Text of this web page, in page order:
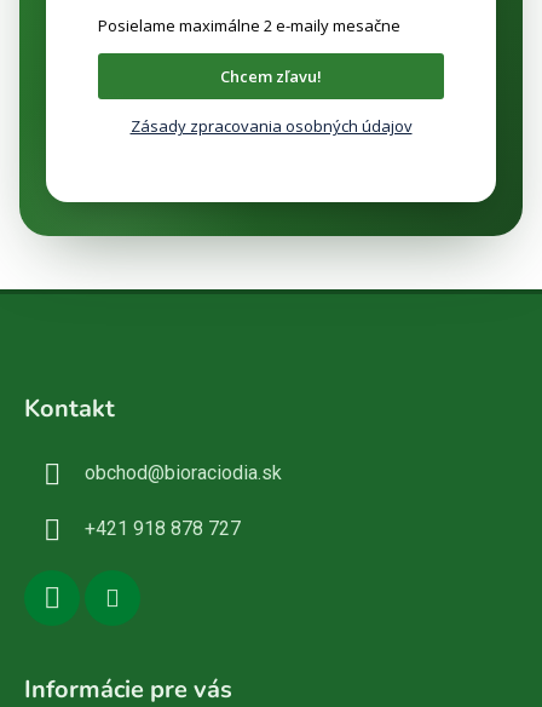
Posielame maximálne 2 e-maily mesačne
Chcem zľavu!
Zásady zpracovania osobných údajov
Kontakt
obchod@bioraciodia.sk
+421 918 878 727
Informácie pre vás